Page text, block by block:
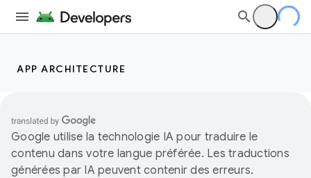
APP ARCHITECTURE
Google utilise la technologie IA pour traduire le
contenu dans votre langue préférée. Les traductions
générées par IA peuvent contenir des erreurs.